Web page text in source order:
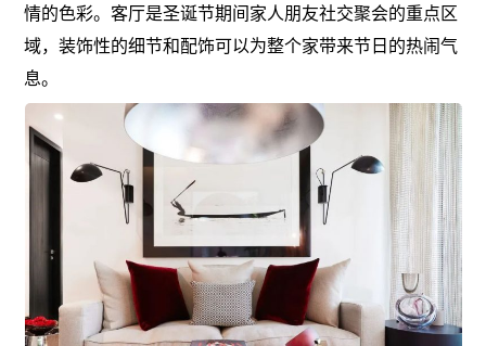
情的色彩。客厅是圣诞节期间家人朋友社交聚会的重点区
域，装饰性的细节和配饰可以为整个家带来节日的热闹气
息。